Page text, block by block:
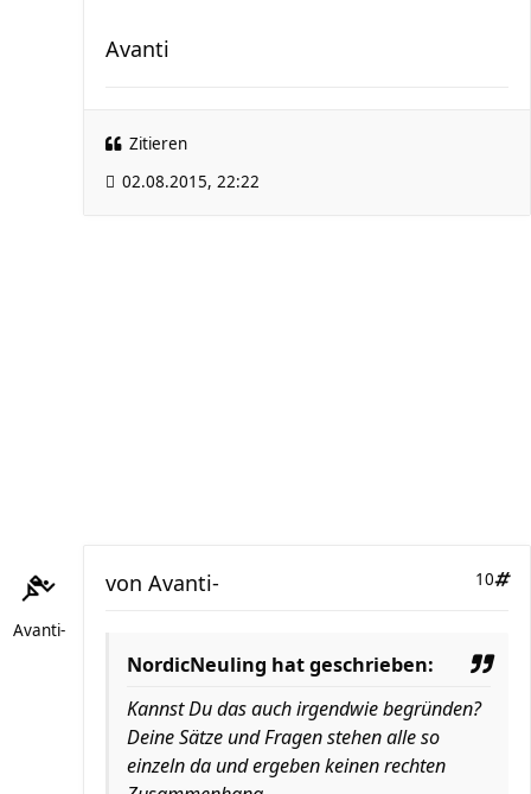
Avanti
Zitieren
02.08.2015, 22:22
Avanti-
10
von Avanti-
NordicNeuling hat geschrieben:
Kannst Du das auch irgendwie begründen?
Deine Sätze und Fragen stehen alle so
einzeln da und ergeben keinen rechten